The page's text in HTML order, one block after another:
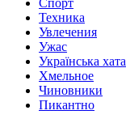
Спорт
Техника
Увлечения
Ужас
Українська хата
Хмельное
Чиновники
Пикантно